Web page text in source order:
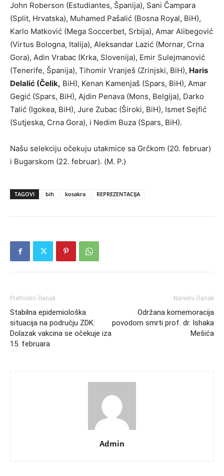
John Roberson (Estudiantes, Španija), Sani Čampara
(Split, Hrvatska), Muhamed Pašalić (Bosna Royal, BiH),
Karlo Matković (Mega Soccerbet, Srbija), Amar Alibegović
(Virtus Bologna, Italija), Aleksandar Lazić (Mornar, Crna
Gora), Adin Vrabac (Krka, Slovenija), Emir Sulejmanović
(Tenerife, Španija), Tihomir Vranješ (Zrinjski, BiH), Haris
Delalić (Čelik, BiH), Kenan Kamenjaš (Spars, BiH), Amar
Gegić (Spars, BiH), Ajdin Penava (Mons, Belgija), Darko
Talić (Igokea, BiH), Jure Zubac (Široki, BiH), Ismet Sejfić
(Sutjeska, Crna Gora), i Nedim Buza (Spars, BiH).
Našu selekciju očekuju utakmice sa Grčkom (20. februar)
i Bugarskom (22. februar). (M. P.)
TAGOVI bih kosakra REPREZENTACIJA
Prethodni članak
Stabilna epidemiološka
situacija na području ZDK:
Dolazak vakcina se očekuje iza
15. februara
Naredni članak
Održana komemoracija
povodom smrti prof. dr. Ishaka
Mešića
Admin